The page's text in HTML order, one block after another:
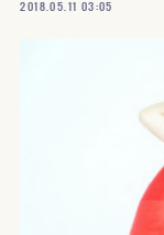
2018.05.11 03:05